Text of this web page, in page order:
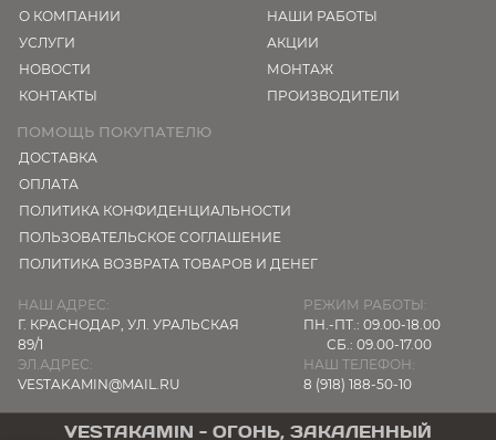
О КОМПАНИИ
УСЛУГИ
НОВОСТИ
КОНТАКТЫ
НАШИ РАБОТЫ
АКЦИИ
МОНТАЖ
ПРОИЗВОДИТЕЛИ
ПОМОЩЬ ПОКУПАТЕЛЮ
ДОСТАВКА
ОПЛАТА
ПОЛИТИКА КОНФИДЕНЦИАЛЬНОСТИ
ПОЛЬЗОВАТЕЛЬСКОЕ СОГЛАШЕНИЕ
ПОЛИТИКА ВОЗВРАТА ТОВАРОВ И ДЕНЕГ
НАШ АДРЕС:
Г. КРАСНОДАР, УЛ. УРАЛЬСКАЯ
89/1
ЭЛ.АДРЕС:
VESTAKAMIN@MAIL.RU
РЕЖИМ РАБОТЫ:
ПН.-ПТ.: 09.00-18.00
СБ.: 09.00-17.00
НАШ ТЕЛЕФОН:
8 (918) 188-50-10
VESTAKAMIN - ОГОНЬ, ЗАКАЛЕННЫЙ